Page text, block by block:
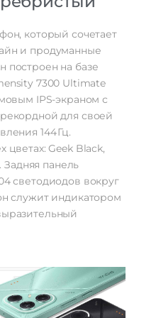
BeiDou, GPS, Galileo, ГЛОНАСС
12 месяцев
который сочетает
и продуманные
построен на базе
7300 Ultimate
IPS-экраном с
для своей
144 Гц.
цветах: Geek Black,
Задняя панель
светодиодов вокруг
служит индикатором